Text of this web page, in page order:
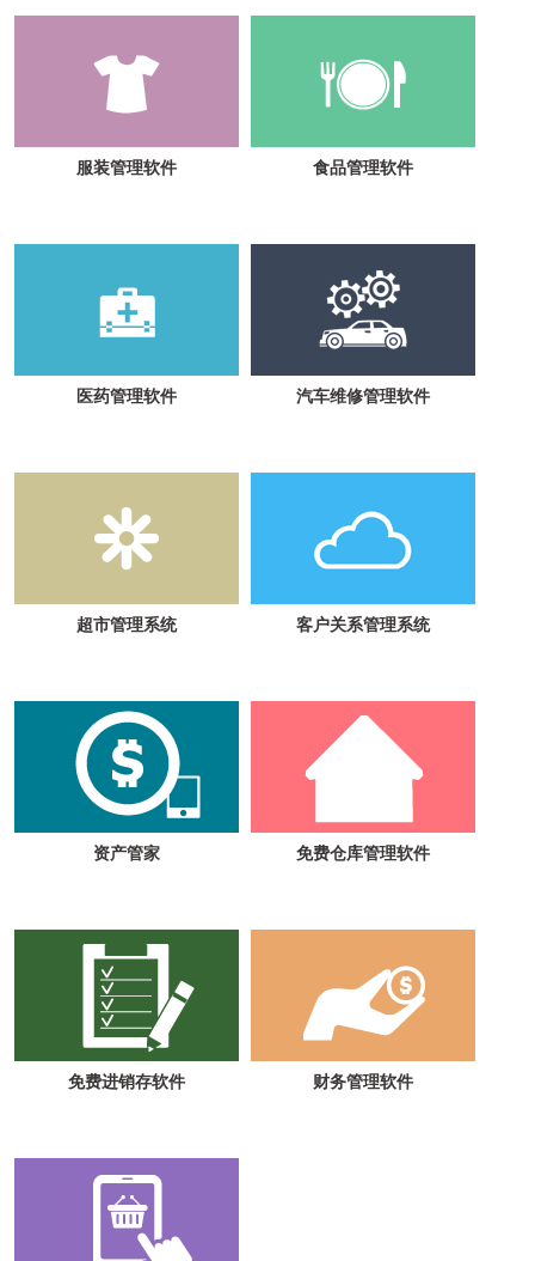
服装管理软件 食品管理软件
医药管理软件 汽车维修管理软件
超市管理系统 客户关系管理系统
资产管家 免费仓库管理软件
免费进销存软件 财务管理软件